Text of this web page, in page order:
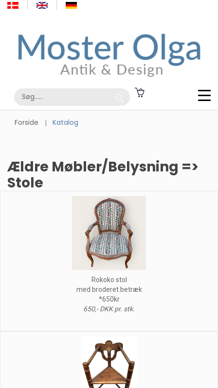
Forside Katalog
Ældre Møbler/Belysning =>
Stole
Rokoko stol
med broderet betræk
*650kr
650,- DKK pr. stk.